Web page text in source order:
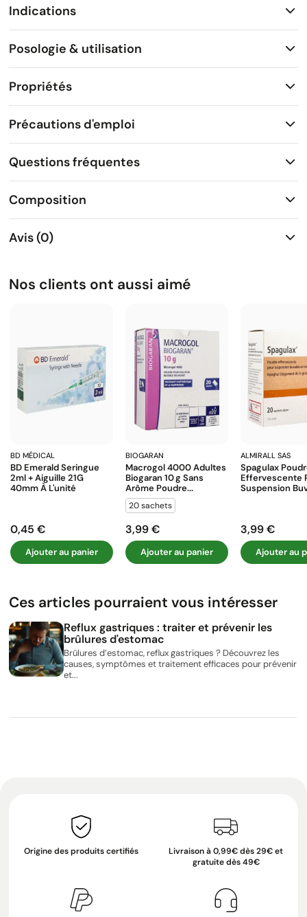
Indications
Posologie & utilisation
Propriétés
Précautions d'emploi
Questions fréquentes
Composition
Avis (0)
Nos clients ont aussi aimé
BD MÉDICAL
BD Emerald Seringue
2ml + Aiguille 21G
40mm À L'unité
Prix
0,45 €
Ajouter au panier
BIOGARAN
Macrogol 4000 Adultes
Biogaran 10 G Sans
Arôme Poudre...
20 sachets
Prix
3,99 €
Ajouter au panier
ALMIRALL SAS
Spagulax
Effervescente
Suspension
Prix
3,99 €
Ajouter au
Ces articles pourraient vous intéresser
Reflux gastriques : traiter et prévenir les
brûlures d'estomac
Brûlures d’estomac, reflux gastriques ? Découvrez les
causes, symptômes et traitement efficaces pour prévenir
et...
Origine des produits certifiés
Livraison à 0,99€ dès 29€ et
gratuite dès 49€